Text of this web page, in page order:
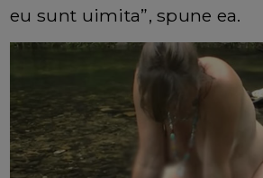
eu sunt uimita”, spune ea.